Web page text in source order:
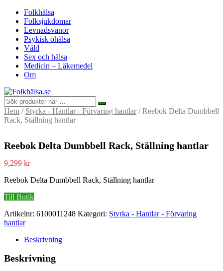
Folkhälsa
Folksjukdomar
Levnadsvanor
Psykisk ohälsa
Våld
Sex och hälsa
Medicin – Läkemedel
Om
Hem / Styrka - Hantlar - Förvaring hantlar/ Reebok Delta Dumbbell
Rack, Ställning hantlar
Reebok Delta Dumbbell Rack, Ställning hantlar
9,299 kr
Reebok Delta Dumbbell Rack, Ställning hantlar
Till Butik
Artikelnr: 6100011248 Kategori: Styrka - Hantlar - Förvaring
hantlar
Beskrivning
Beskrivning